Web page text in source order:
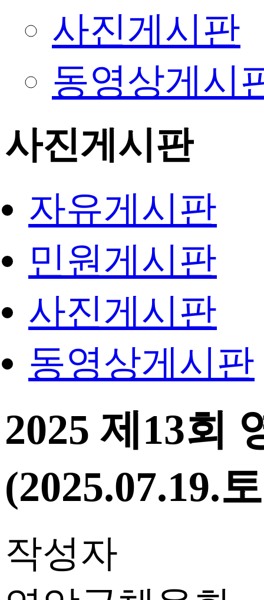
사진게시판
동영상게시
사진게시판
자유게시판
민원게시판
사진게시판
동영상게시판
2025 제13회
(2025.07.19.
작성자